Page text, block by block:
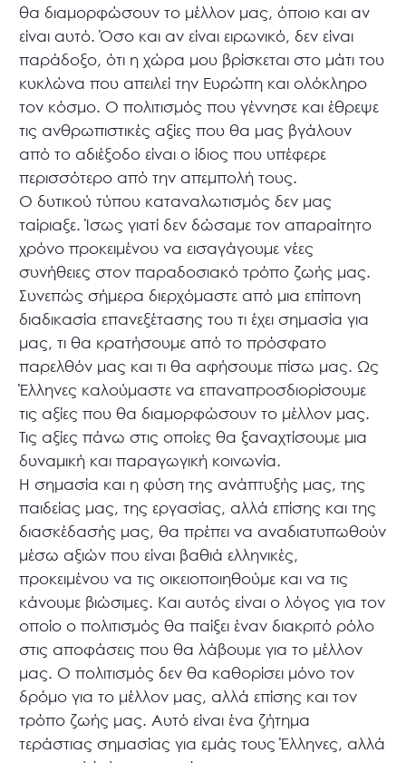
θα διαμορφώσουν το μέλλον μας, όποιο και αν
είναι αυτό. Όσο και αν είναι ειρωνικό, δεν είναι
παράδοξο, ότι η χώρα μου βρίσκεται στο μάτι του
κυκλώνα που απειλεί την Ευρώπη και ολόκληρο
τον κόσμο. Ο πολιτισμός που γέννησε και έθρεψε
τις ανθρωπιστικές αξίες που θα μας βγάλουν
από το αδιέξοδο είναι ο ίδιος που υπέφερε
περισσότερο από την απεμπολή τους.
Ο δυτικού τύπου καταναλωτισμός δεν μας
ταίριαξε. Ίσως γιατί δεν δώσαμε τον απαραίτητο
χρόνο προκειμένου να εισαγάγουμε νέες
συνήθειες στον παραδοσιακό τρόπο ζωής μας.
Συνεπώς σήμερα διερχόμαστε από μια επίπονη
διαδικασία επανεξέτασης του τι έχει σημασία για
μας, τι θα κρατήσουμε από το πρόσφατο
παρελθόν μας και τι θα αφήσουμε πίσω μας. Ως
Έλληνες καλούμαστε να επαναπροσδιορίσουμε
τις αξίες που θα διαμορφώσουν το μέλλον μας.
Τις αξίες πάνω στις οποίες θα ξαναχτίσουμε μια
δυναμική και παραγωγική κοινωνία.
Η σημασία και η φύση της ανάπτυξής μας, της
παιδείας μας, της εργασίας, αλλά επίσης και της
διασκέδασής μας, θα πρέπει να αναδιατυπωθούν
μέσω αξιών που είναι βαθιά ελληνικές,
προκειμένου να τις οικειοποιηθούμε και να τις
κάνουμε βιώσιμες. Και αυτός είναι ο λόγος για τον
οποίο ο πολιτισμός θα παίξει έναν διακριτό ρόλο
στις αποφάσεις που θα λάβουμε για το μέλλον
μας. Ο πολιτισμός δεν θα καθορίσει μόνο τον
δρόμο για το μέλλον μας, αλλά επίσης και τον
τρόπο ζωής μας. Αυτό είναι ένα ζήτημα
τεράστιας σημασίας για εμάς τους Έλληνες, αλλά